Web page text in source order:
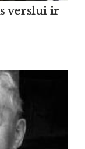
verslui ir